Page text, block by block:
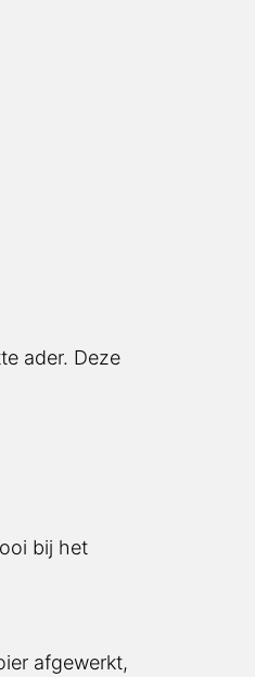
Deze tafel
gitzwarte
doordat